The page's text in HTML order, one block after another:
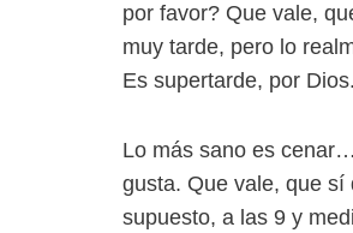
por favor? Que vale,
muy tarde, pero lo
Es supertarde, por Dios.
Lo más sano es
gusta. Que vale, que sí
supuesto, a las 9 y